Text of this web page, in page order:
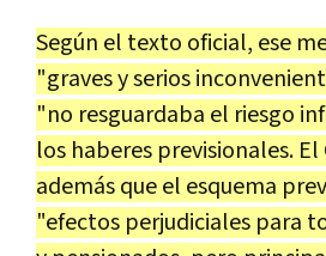
Según el texto oficial, ese
"graves y serios
"no resguardaba el riesgo
los haberes previsionales.
además que el esquema
"efectos perjudiciales para